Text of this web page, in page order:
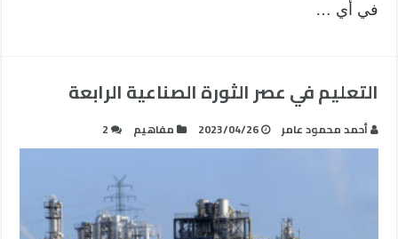
في أي …
التعليم في عصر الثورة الصناعية الرابعة
أحمد محمود عامر 2023/04/26 مفاهيم 2